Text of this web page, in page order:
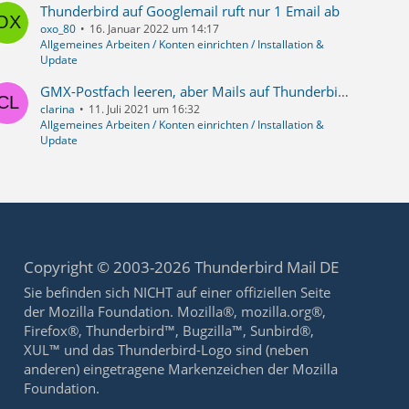
Thunderbird auf Googlemail ruft nur 1 Email ab
oxo_80
16. Januar 2022 um 14:17
Allgemeines Arbeiten / Konten einrichten / Installation &
Update
GMX-Postfach leeren, aber Mails auf Thunderbird behalten (IMAP)
clarina
11. Juli 2021 um 16:32
Allgemeines Arbeiten / Konten einrichten / Installation &
Update
Copyright © 2003-2026 Thunderbird Mail DE
Sie befinden sich NICHT auf einer offiziellen Seite
der Mozilla Foundation. Mozilla®, mozilla.org®,
Firefox®, Thunderbird™, Bugzilla™, Sunbird®,
XUL™ und das Thunderbird-Logo sind (neben
anderen) eingetragene Markenzeichen der Mozilla
Foundation.